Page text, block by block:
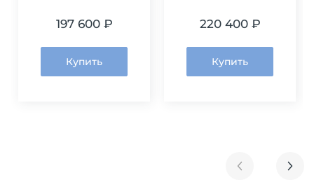
197 600 ₽
Купить
220 400 ₽
Купить